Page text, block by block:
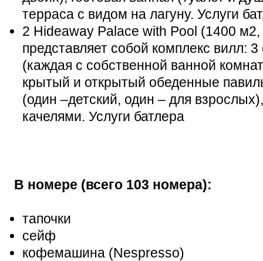
терраса с видом на лагуну. Услуги
2 Hideaway Palace with Pool (1400
представляет собой комплекс вилл:
(каждая с собственной ванной
крытый и открытый обеденные
(один –детский, один – для
качелями. Услуги батлера
В номере (всего 103 номера):
тапочки
сейф
кофемашина (Nespresso)